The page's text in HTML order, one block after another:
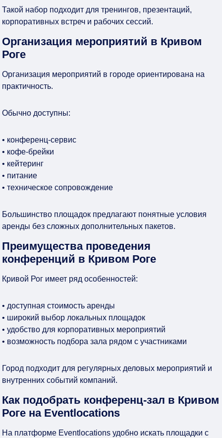
Такой набор подходит для тренингов, презентаций,
корпоративных встреч и рабочих сессий.
Организация мероприятий в Кривом
Роге
Организация мероприятий в городе ориентирована на
практичность.
Обычно доступны:
• конференц-сервис
• кофе-брейки
• кейтеринг
• питание
• техническое сопровождение
Большинство площадок предлагают понятные условия
аренды без сложных дополнительных пакетов.
Преимущества проведения
конференций в Кривом Роге
Кривой Рог имеет ряд особенностей:
• доступная стоимость аренды
• широкий выбор локальных площадок
• удобство для корпоративных мероприятий
• возможность подбора зала рядом с участниками
Город подходит для регулярных деловых мероприятий и
внутренних событий компаний.
Как подобрать конференц-зал в Кривом
Роге на Eventlocations
На платформе Eventlocations удобно искать площадки с